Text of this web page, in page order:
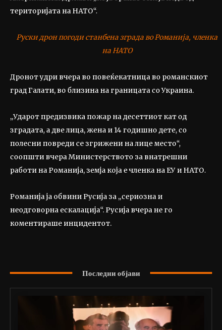
територијата на НАТО“.
Руски дрон погоди станбена зграда во Романија, членка
на НАТО
Дронот удри вчера во повеќекатница во романскиот
град Галати, во близина на границата со Украина.
„Ударот предизвика пожар на десеттиот кат од
зградата, а две лица, жена и 14 годишно дете, со
полесни повреди се згрижени на лице место“,
соопшти вчера Министерството за внатрешни
работи на Романија, земја која е членка на ЕУ и НАТО.
Романија ја обвини Русија за „сериозна и
неодговорна ескалација“. Русија вчера не го
коментираше инцидентот.
Последни објави